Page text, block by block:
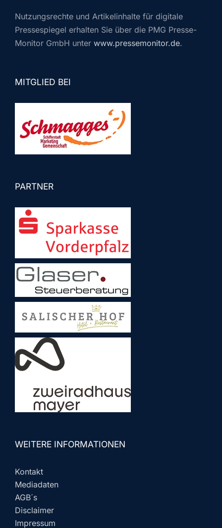
Nutzungsrechte und Artikelinhalte für digitale
Pressespiegel erhalten Sie über die PMG Presse-
Monitor GmbH unter www.pressemonitor.de.
MITGLIED BEI
PARTNER
WEITERE INFORMATIONEN
Kontakt
Mediadaten
AGB´s
Disclaimer
Impressum